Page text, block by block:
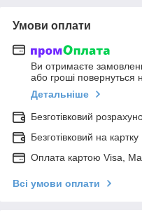
Умови оплати
Ви отримаєте
або гроші повернуться
Детальніше
Безготівковий
Безготівковий на
Оплата картою Visa,
Всі умови оплати